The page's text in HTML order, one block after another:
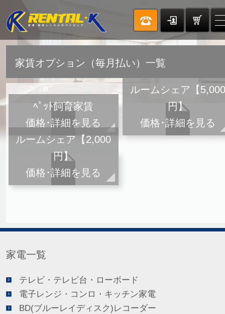
家賃オプション（毎月払い）一覧
ﾍﾟｯﾄ飼育家賃
価格･詳細を見る
ルームシェア【5,000
円】
価格･詳細を見る
ルームシェア【2,000
円】
価格･詳細を見る
家電一覧
テレビ・テレビ台・ローボード
電子レンジ・コンロ・キッチン家電
BD(ブルーレイディスク)レコーダー